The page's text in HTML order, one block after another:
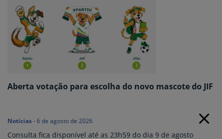
Aberta votação para escolha do novo mascote do JIF
Notícias-6 de agosto de 2026
Consulta fica disponível até as 23h59 do dia 9 de agosto